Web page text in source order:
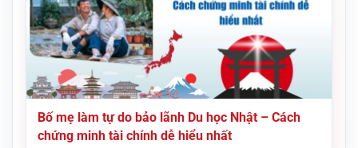
Bố mẹ làm tự do bảo lãnh Du học Nhật – Cách
chứng minh tài chính dễ hiểu nhất